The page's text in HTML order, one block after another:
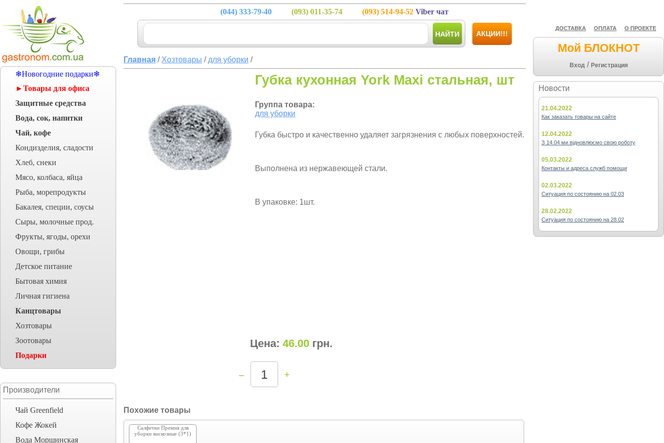
❄Новогодние подарки❄
►Товары для офиса
Защитные средства
Вода, сок, напитки
Чай, кофе
Кондизделия, сладости
Хлеб, снеки
Мясо, колбаса, яйца
Рыба, морепродукты
Бакалея, специи, соусы
Сыры, молочные прод.
Фрукты, ягоды, орехи
Овощи, грибы
Детское питание
Бытовая химия
Личная гигиена
Канцтовары
Хозтовары
Зоотовары
Подарки
Производители
Чай Greenfield
Кофе Жокей
Вода Моршинская
ДОСТАВКА ОПЛАТА О ПРОЕКТЕ
Мой БЛОКНОТ
Вход / Регистрация
Новости
21.04.2022
Как заказать товары на сайте
12.04.2022
З 14.04 ми відновлюємо свою роботу
05.03.2022
Контакты и адреса служб помощи
02.03.2022
Ситуация по состоянию на 02.03
28.02.2022
Ситуация по состоянию на 28.02
(044) 333-79-40 (093) 011-35-74 (093) 514-94-52 Viber чат
НАЙТИ АКЦИИ!!!
Главная / Хозтовары / для уборки /
Губка кухонная York Maxi стальная, шт
Группа товара:
для уборки
Губка быстро и качественно удаляет загрязнения с любых поверхностей.
Выполнена из нержавеющей стали.
В упаковке: 1шт.
Цена: 46.00 грн.
– +
Похожие товары
Салфетки Премия для
уборки вискозные (3*1)